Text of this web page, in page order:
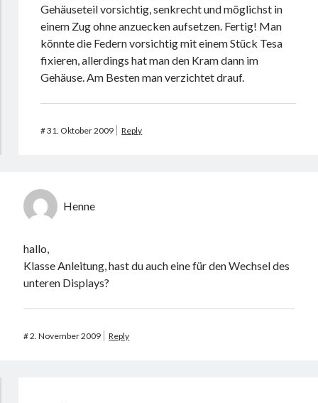
Gehäuseteil vorsichtig, senkrecht und möglichst in
einem Zug ohne anzuecken aufsetzen. Fertig! Man
könnte die Federn vorsichtig mit einem Stück Tesa
fixieren, allerdings hat man den Kram dann im
Gehäuse. Am Besten man verzichtet drauf.
#31. Oktober 2009 Reply
Henne
hallo,
Klasse Anleitung, hast du auch eine für den Wechsel des
unteren Displays?
#2. November 2009 Reply